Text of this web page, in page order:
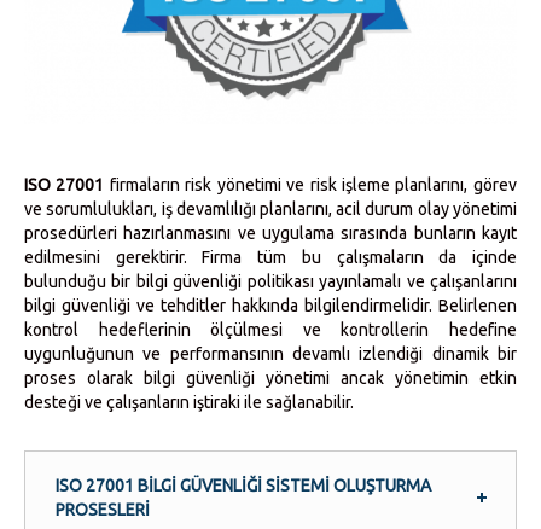
ISO 27001 firmaların risk yönetimi ve risk işleme planlarını, görev
ve sorumlulukları, iş devamlılığı planlarını, acil durum olay yönetimi
prosedürleri hazırlanmasını ve uygulama sırasında bunların kayıt
edilmesini gerektirir. Firma tüm bu çalışmaların da içinde
bulunduğu bir bilgi güvenliği politikası yayınlamalı ve çalışanlarını
bilgi güvenliği ve tehditler hakkında bilgilendirmelidir. Belirlenen
kontrol hedeflerinin ölçülmesi ve kontrollerin hedefine
uygunluğunun ve performansının devamlı izlendiği dinamik bir
proses olarak bilgi güvenliği yönetimi ancak yönetimin etkin
desteği ve çalışanların iştiraki ile sağlanabilir.
ISО 27001 BILGI GÜVENLIĞI SISTEMI OLUŞTURMA
PROSESLERI